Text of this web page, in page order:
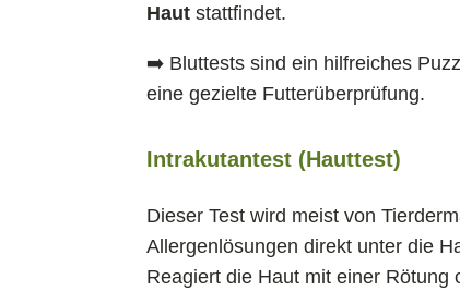
Haut stattfindet.
➡️ Bluttests sind ein hilfreiches
eine gezielte Futterüberprüfung.
Intrakutantest (Hauttest)
Dieser Test wird meist von
Allergenlösungen direkt unter die
Reagiert die Haut mit einer Rötung